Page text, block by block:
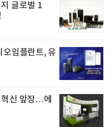
글로벌 1
임플란트, 유
신 앞장…에